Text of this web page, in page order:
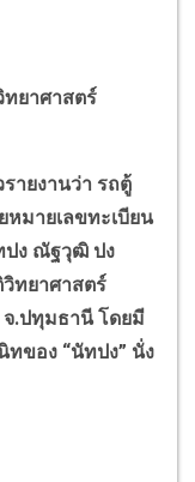
ยาศาสตร์
ายงานว่า รถตู้
มายเลขทะเบียน
ปง ณัฐวุฒิ ปง
ทยาศาสตร์
จ.ปทุมธานี โดยมี
ทของ “นัทปง” นั่ง